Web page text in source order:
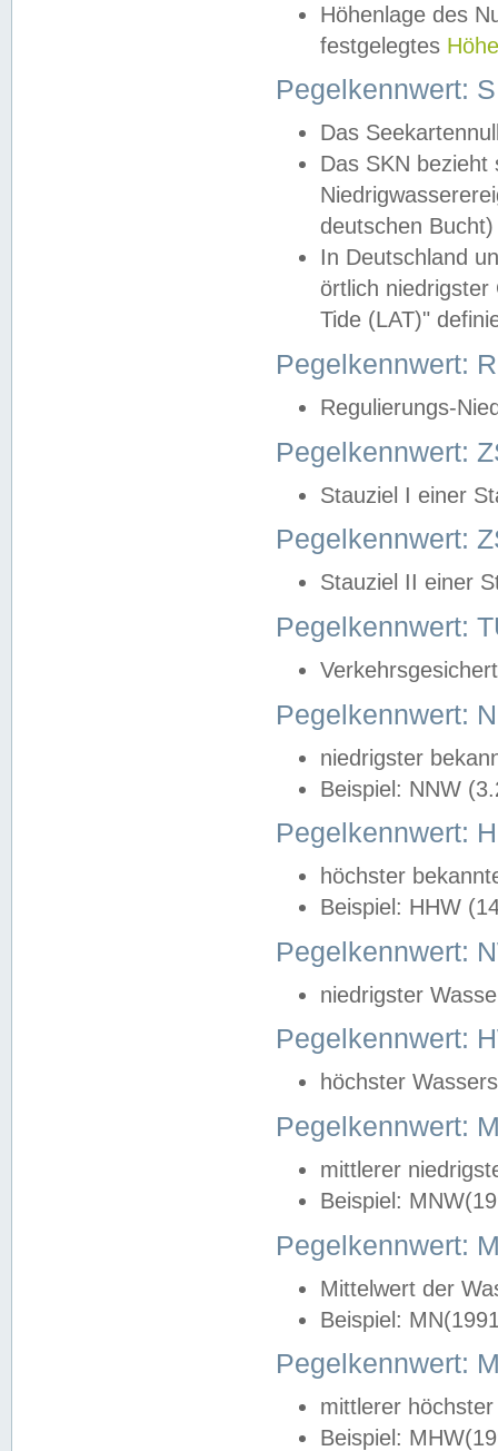
Höhenlage des
festgelegtes
Pegelkennwert:
Das
Das SKN
deutschen
In Deutschland
örtlich
Tide (LAT)"
Pegelkennwert:
Regulierungs-
Pegelkennwert:
Stauziel I einer
Pegelkennwert:
Stauziel II einer
Pegelkennwert:
Pegelkennwert:
niedrigster
Beispiel: NNW
Pegelkennwert:
höchster
Beispiel: HHW
Pegelkennwert:
niedrigster
Pegelkennwert:
höchster
Pegelkennwert:
mittlerer
Beispiel:
Pegelkennwert:
Mittelwert der
Beispiel:
Pegelkennwert:
mittlerer
Beispiel: